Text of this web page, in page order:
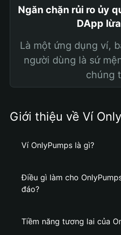
Ngăn chặn rủi ro ủy
DApp
Là một ứng dụng ví,
người dùng là sứ
chúng
Giới thiệu về Ví
Ví OnlyPumps là gì?
Điều gì làm cho
đáo?
Tiềm năng tương lai của